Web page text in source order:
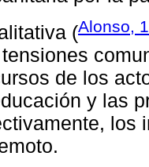
(Alonso,
de los
y las
los